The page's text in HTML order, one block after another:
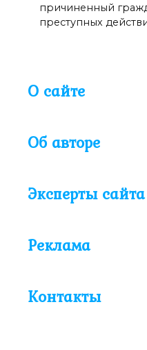
причиненный
преступных
О сайте
Об авторе
Эксперты сайта
Реклама
Контакты